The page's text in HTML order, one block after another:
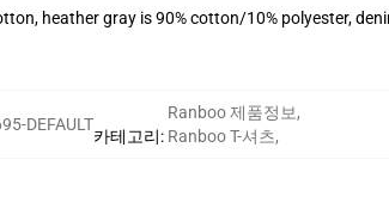
heather gray is 90% cotton/10% polyester,
DEFAULT
카테고리:
Ranboo 제품정보,
Ranboo T-셔츠,